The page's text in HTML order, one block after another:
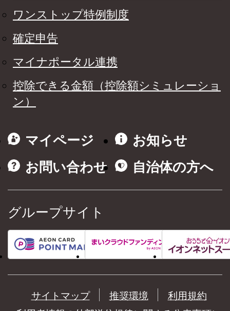
ワンストップ特例制度
確定申告
マイナポータル連携
控除できる金額（控除額シミュレーショ
ン）
マイページ
お知らせ
お問い合わせ
自治体の方へ
グループサイト
サイトマップ 推奨環境
利用規約